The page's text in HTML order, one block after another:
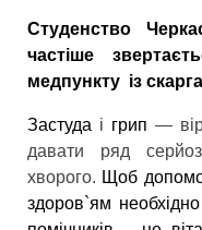
Студенство
частіше
медпункту із
Застуда і грип —
давати ряд
хворого. Щоб
здоров`ям